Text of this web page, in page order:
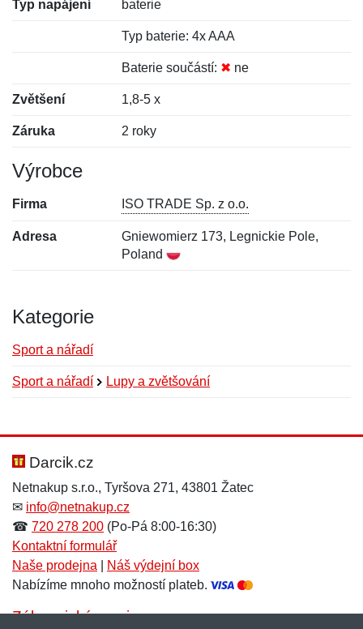
Typ napájení baterie
Typ baterie: 4x AAA
Baterie součástí: ✖ ne
Zvětšení 1,8-5 x
Záruka 2 roky
Výrobce
Firma ISO TRADE Sp. z o.o.
Adresa
Gniewomierz 173, Legnickie Pole,
Poland
Kategorie
Sport a nářadí
Sport a nářadí Lupy a zvětšování
Hodnocení:
Jméno: *
Jméno:
E-mail:*
Darcik.cz
Netnakup s.r.o., Tyršova 271, 43801 Žatec
✉ info@netnakup.cz
☎ 720 278 200 (Po-Pá 8:00-16:30)
Kontaktní formulář
Naše prodejna
Náš výdejní box
Nabízíme mnoho možností plateb.
Zákaznický servis